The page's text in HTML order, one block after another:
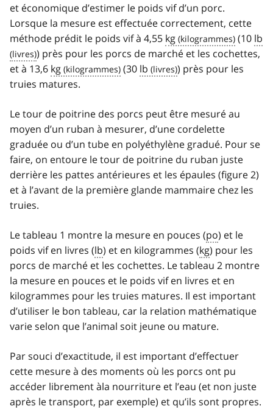
et économique d’estimer le poids vif d’un porc.
Lorsque la mesure est effectuée correctement, cette
méthode prédit le poids vif à 4,55 kg (10 lb
) près pour les porcs de marché et les cochettes,
et à 13,6 kg (30 lb
) près pour les
truies matures.
Le tour de poitrine des porcs peut être mesuré au
moyen d’un ruban à mesurer, d’une cordelette
graduée ou d’un tube en polyéthylène gradué. Pour se
faire, on entoure le tour de poitrine du ruban juste
derrière les pattes antérieures et les épaules (figure 2)
et à l’avant de la première glande mammaire chez les
truies.
Le tableau 1 montre la mesure en pouces (po) et le
poids vif en livres (lb) et en kilogrammes (kg) pour les
porcs de marché et les cochettes. Le tableau 2 montre
la mesure en pouces et le poids vif en livres et en
kilogrammes pour les truies matures. Il est important
d’utiliser le bon tableau, car la relation mathématique
varie selon que l’animal soit jeune ou mature.
Par souci d’exactitude, il est important d’effectuer
cette mesure à des moments où les porcs ont pu
accéder librement àla nourriture et l’eau (et non juste
après le transport, par exemple) et qu’ils sont propres.